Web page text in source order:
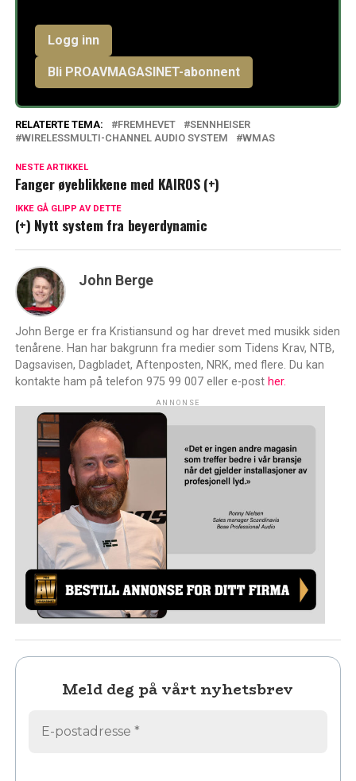
Logg inn
Bli PROAVMAGASINET-abonnent
RELATERTE TEMA: FREMHEVET
SENNHEISER
WIRELESSMULTI-CHANNEL AUDIO SYSTEM
WMAS
NESTE ARTIKKEL
Fanger øyeblikkene med KAIROS (+)
IKKE GÅ GLIPP AV DETTE
(+) Nytt system fra beyerdynamic
John Berge
John Berge er fra Kristiansund og har drevet med musikk siden
tenårene. Han har bakgrunn fra medier som Tidens Krav, NTB,
Dagsavisen, Dagbladet, Aftenposten, NRK, med flere. Du kan
kontakte ham på telefon 975 99 007 eller e-post her.
ANNONSE
Meld deg på vårt nyhetsbrev